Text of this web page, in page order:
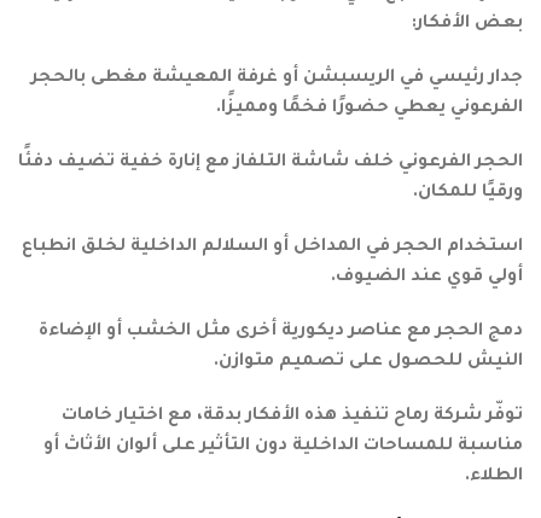
بعض الأفكار:
جدار رئيسي في الريسبشن أو غرفة المعيشة مغطى بالحجر
الفرعوني يعطي حضورًا فخمًا ومميزًا.
الحجر الفرعوني خلف شاشة التلفاز مع إنارة خفية تضيف دفئًا
ورقيًا للمكان.
استخدام الحجر في المداخل أو السلالم الداخلية لخلق انطباع
أولي قوي عند الضيوف.
دمج الحجر مع عناصر ديكورية أخرى مثل الخشب أو الإضاءة
النيش للحصول على تصميم متوازن.
توفّر شركة رماح تنفيذ هذه الأفكار بدقة، مع اختيار خامات
مناسبة للمساحات الداخلية دون التأثير على ألوان الأثاث أو
الطلاء.